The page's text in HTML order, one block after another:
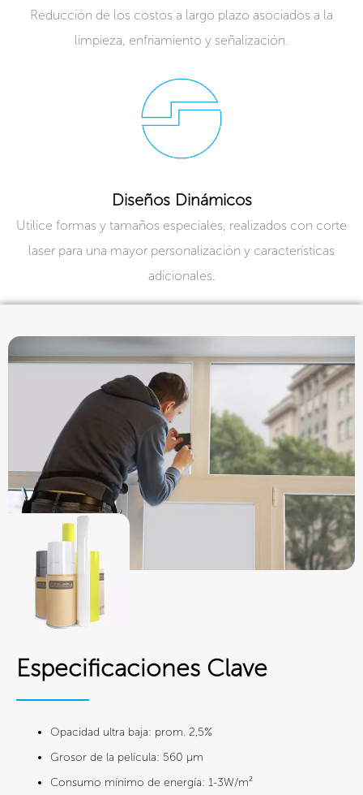
Reducción de los costos a largo plazo asociados a la
limpieza, enfriamiento y señalización.
Diseños Dinámicos
Utilice formas y tamaños especiales, realizados con corte
laser para una mayor personalización y características
adicionales.
Especificaciones Clave
Opacidad ultra baja: prom. 2,5%
Grosor de la película: 560 µm
Consumo mínimo de energía: 1-3W/m²